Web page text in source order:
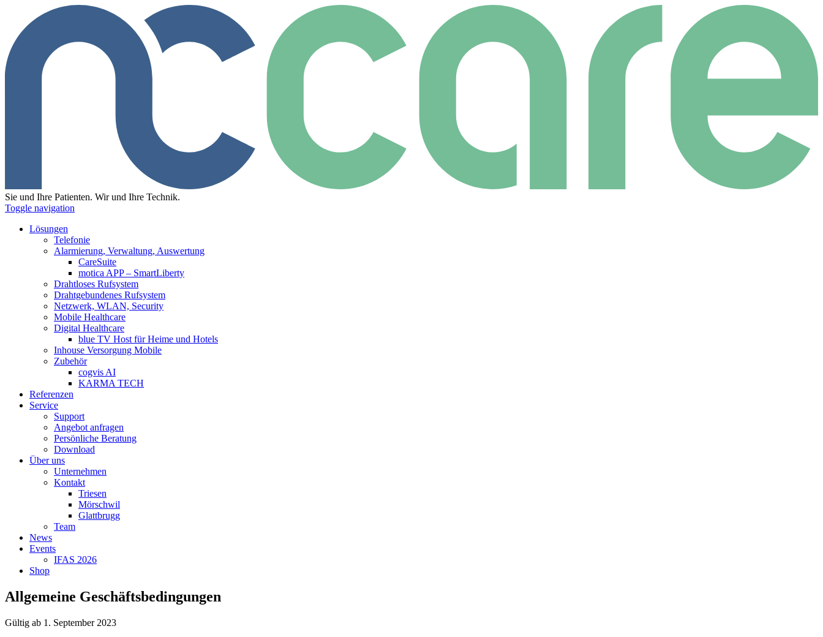
Sie und Ihre Patienten. Wir und Ihre Technik.
Toggle navigation
Lösungen
Telefonie
Alarmierung, Verwaltung, Auswertung
CareSuite
motica APP – SmartLiberty
Drahtloses Rufsystem
Drahtgebundenes Rufsystem
Netzwerk, WLAN, Security
Mobile Healthcare
Digital Healthcare
blue TV Host für Heime und Hotels
Inhouse Versorgung Mobile
Zubehör
cogvis AI
KARMA TECH
Referenzen
Service
Support
Angebot anfragen
Persönliche Beratung
Download
Über uns
Unternehmen
Kontakt
Triesen
Mörschwil
Glattbrugg
Team
News
Events
IFAS 2026
Shop
Zur
Navigation
Zum
Inhalt
Allgemeine Geschäftsbedingungen
Gültig ab 1. September 2023